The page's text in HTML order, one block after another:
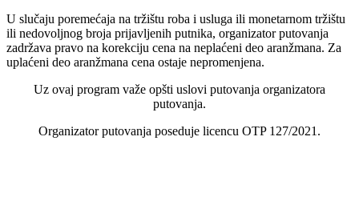
U slučaju poremećaja na tržištu roba i usluga ili monetarnom tržištu
ili nedovoljnog broja prijavljenih putnika, organizator putovanja
zadržava pravo na korekciju cena na neplaćeni deo aranžmana. Za
uplaćeni deo aranžmana cena ostaje nepromenjena.
Uz ovaj program važe opšti uslovi putovanja organizatora
putovanja.
Organizator putovanja poseduje licencu OTP 127/2021.